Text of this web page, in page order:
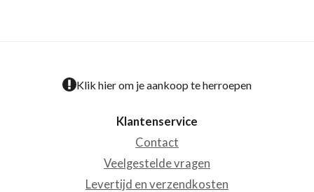
Klik hier om je aankoop te herroepen
Klantenservice
Contact
Veelgestelde vragen
Levertijd en verzendkosten